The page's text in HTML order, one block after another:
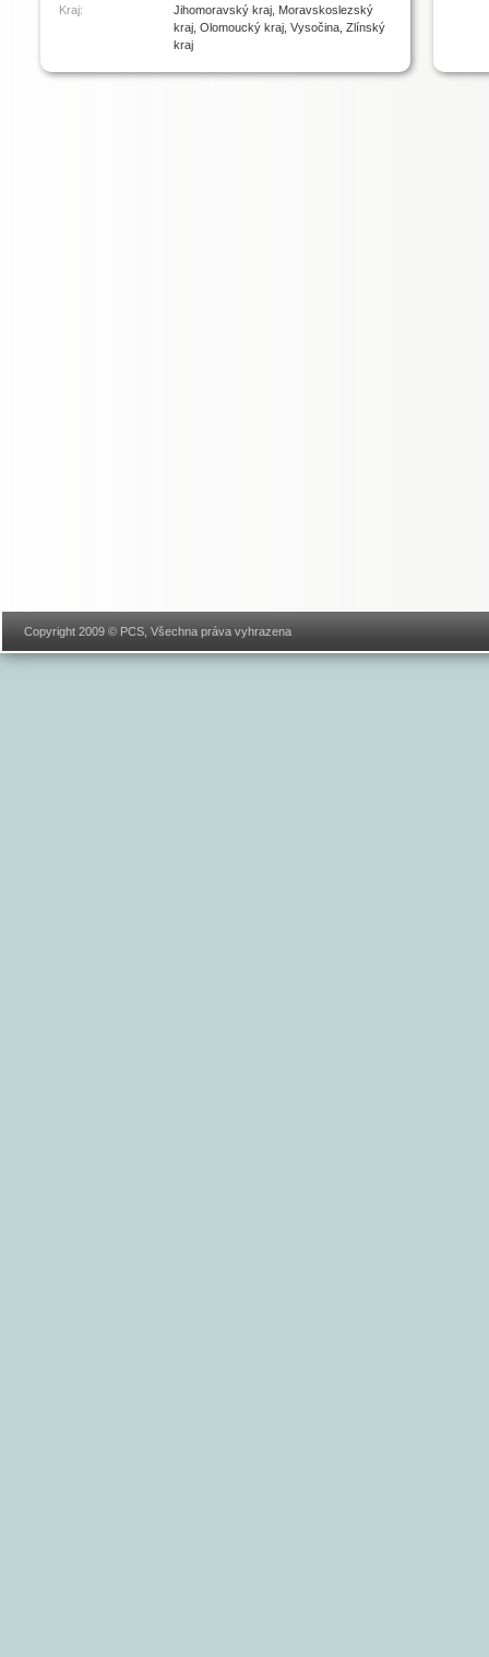
Kraj:
Jihomoravský kraj, Moravskoslezský
kraj, Olomoucký kraj, Vysočina, Zlínský
kraj
Copyright 2009 © PCS, Všechna práva vyhrazena